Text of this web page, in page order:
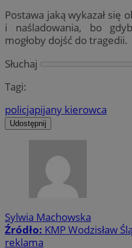
Postawa jaką wykazał się
i naśladowania, bo
mogłoby dojść do tragedii.
Słuchaj
Tagi:
policjapijany kierowca
Udostępnij
Sylwia Machowska
Źródło: KMP Wodzisław
reklama